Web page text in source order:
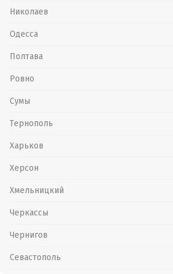
Николаев
Одесса
Полтава
Ровно
Сумы
Тернополь
Харьков
Херсон
Хмельницкий
Черкассы
Чернигов
Севастополь